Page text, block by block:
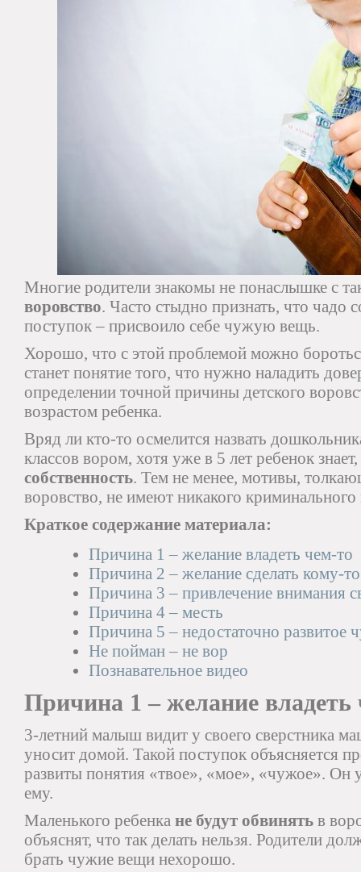
Многие родители знакомы не понаслышке с
воровство. Часто стыдно признать, что чадо
поступок – присвоило себе чужую вещь.
Хорошо, что с этой проблемой можно
станет понятие того, что нужно наладить
определении точной причины детского
возрастом ребенка.
Вряд ли кто-то осмелится назвать
классов вором, хотя уже в 5 лет ребенок знает,
собственность. Тем не менее, мотивы,
воровство, не имеют никакого криминального
Краткое содержание материала:
Причина 1 – желание владеть чем-то
Причина 2 – желание сделать кому-
Причина 3 – привлечение внимания
Причина 4 – месть
Причина 5 – недостаточно развитое
Не пойман – не вор
Познавательное видео
Причина 1 – желание владеть
3-летний малыш видит у своего сверстника
уносит домой. Такой поступок объясняется
развиты понятия «твое», «мое», «чужое». Он
ему.
Маленького ребенка не будут обвинять в
объяснят, что так делать нельзя. Родители
брать чужие вещи нехорошо.